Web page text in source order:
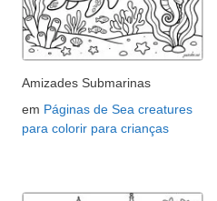
Amizades Submarinas
em Páginas de Sea creatures
para colorir para crianças